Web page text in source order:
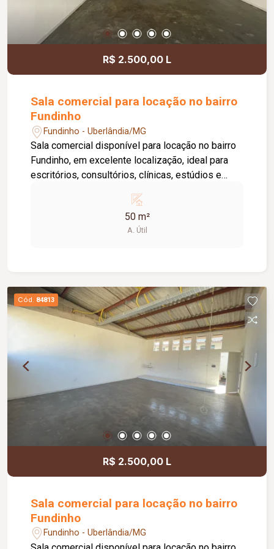
locatário. Entre em contato para mais
informações e agende uma visita.
R$ 2.500,00 L
Sala comercial para locação no bairro
Fundinho
Fundinho - Uberlândia/MG
Sala comercial disponível para locação no bairro
Fundinho, em excelente localização, ideal para
escritórios, consultórios, clínicas, estúdios e
aproximadamente 50 m², forro em gesso, copa,
ponto de água, interfone e acesso por senha,
oferecendo praticidade e funcionalidade para o
banheiros feminino e masculino com
acessibilidade, controle de acesso facial, água
inclusa no condomínio, zelador e limpeza das
áreas comuns, copa, DML (Depósito de Material
de Limpeza), sistema de ronda, alarme, câmeras
de segurança e internet disponível. Como
diferencial, existe a possibilidade de ampliação
da área da sala, conforme a necessidade do
locatário. Entre em contato para mais
informações e agende uma visita.
50 m²
A. Útil
Cód. 84813
R$ 2.500,00 L
Sala comercial para locação no bairro
Fundinho
Fundinho - Uberlândia/MG